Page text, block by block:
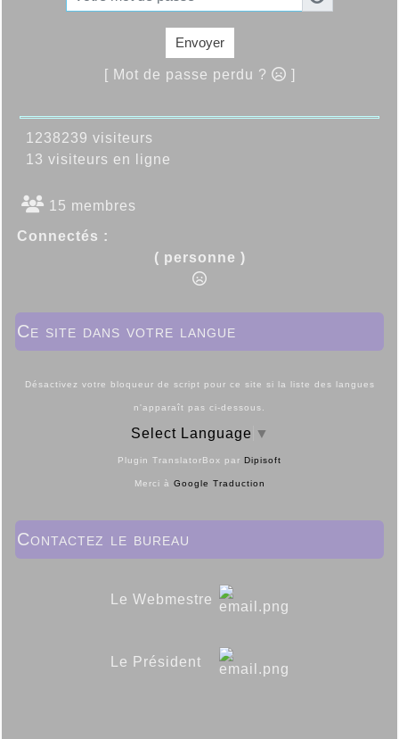
Envoyer
[ Mot de passe perdu ? ]
1238239 visiteurs
13 visiteurs en ligne
15 membres
Connectés :
( personne )
Ce site dans votre langue
Désactivez votre bloqueur de script pour ce site si la liste des langues
n'apparaît pas ci-dessous.
Select Language ▼
Plugin TranslatorBox par Dipisoft
Merci à Google Traduction
Contactez le bureau
Le Webmestre
Le Président